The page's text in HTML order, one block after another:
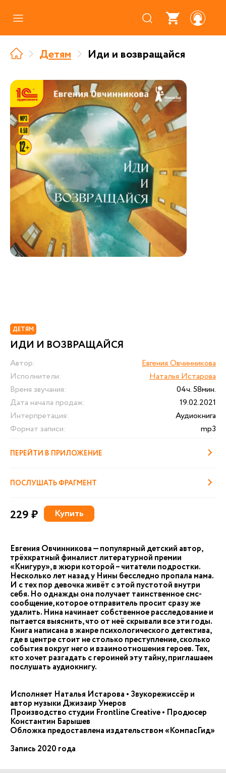
Где купить
Про аудиокниги
О нас
Партнерам
Детям Иди и возвращайся
ДЕТЯМ
ИДИ И ВОЗВРАЩАЙСЯ
Автор:
Евгения Овчинникова
Исполнители:
Наталья Истарова
Время звучания:
04ч. 58мин.
Дата начала продаж:
19.02.2021
Интерпретация:
Аудиокнига
Формат записи:
mp3
ПЕРЕЙТИ В ПРИЛОЖЕНИЕ
ПОСЛУШАТЬ ФРАГМЕНТ
229 ₽ Купить
Евгения Овчинникова — популярный детский автор,
трёхкратный финалист литературной премии
«Книгуру», в жюри которой – читатели подростки.
Несколько лет назад у Нины бесследно пропала мама.
И с тех пор девочка живёт с этой пустотой внутри
себя. Но однажды она получает таинственное смс-
сообщение, которое отправитель просит сразу же
удалить. Нина начинает собственное расследование и
пытается выяснить, что от неё скрывали все эти годы.
Книга написана в жанре психологического детектива,
где в центре стоит не столько преступление, сколько
события вокруг него и взаимоотношения героев. Тех,
кто хочет разгадать с героиней эту тайну, приглашаем
послушать аудиокнигу.
Исполняет Наталья Истарова • Звукорежиссёр и
автор музыки Джизаир Умеров
Производство студии Frontline Creative • Продюсер
Константин Барышев
Обложка предоставлена издательством «КомпасГид»
Запись 2020 года